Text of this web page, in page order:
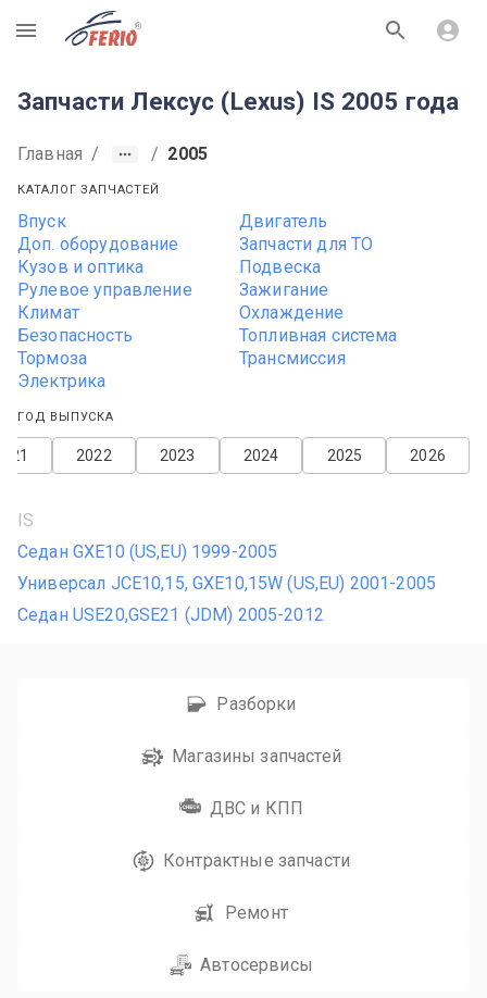
R
Запчасти Лексус (Lexus) IS 2005 года
Главная / / 2005
КАТАЛОГ ЗАПЧАСТЕЙ
Впуск
Двигатель
Доп. оборудование
Запчасти для ТО
Кузов и оптика
Подвеска
Рулевое управление
Зажигание
Климат
Охлаждение
Безопасность
Топливная система
Тормоза
Трансмиссия
Электрика
ГОД ВЫПУСКА
2026
2025
2024
2023
2022
IS
Седан GXE10 (US,EU) 1999-2005
Универсал JCE10,15, GXE10,15W (US,EU) 2001-2005
Седан USE20,GSE21 (JDM) 2005-2012
Разборки
Магазины запчастей
ДВС и КПП
Контрактные запчасти
Ремонт
Автосервисы